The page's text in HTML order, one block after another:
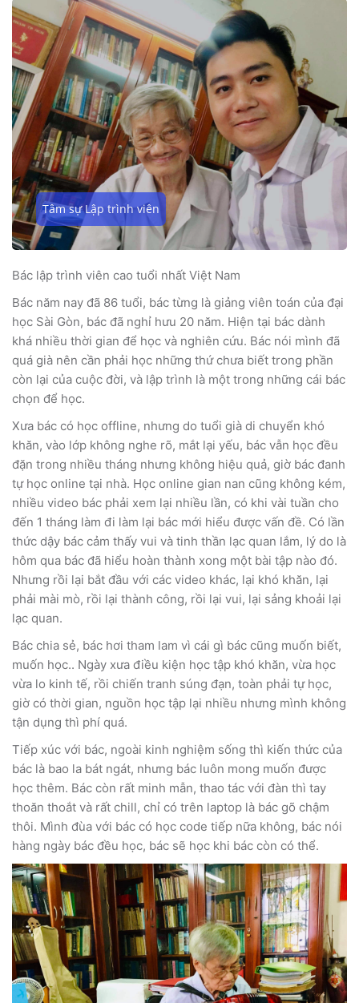
Tâm sự Lập trình viên
Bác lập trình viên cao tuổi nhất Việt Nam
Bác năm nay đã 86 tuổi, bác từng là giảng viên toán của đại
học Sài Gòn, bác đã nghỉ hưu 20 năm. Hiện tại bác dành
khá nhiều thời gian để học và nghiên cứu. Bác nói mình đã
quá già nên cần phải học những thứ chưa biết trong phần
còn lại của cuộc đời, và lập trình là một trong những cái bác
chọn để học.
Xưa bác có học offline, nhưng do tuổi già di chuyển khó
khăn, vào lớp không nghe rõ, mắt lại yếu, bác vẫn học đều
đặn trong nhiều tháng nhưng không hiệu quả, giờ bác đanh
tự học online tại nhà. Học online gian nan cũng không kém,
nhiều video bác phải xem lại nhiều lần, có khi vài tuần cho
đến 1 tháng làm đi làm lại bác mới hiểu được vấn đề. Có lần
thức dậy bác cảm thấy vui và tinh thần lạc quan lắm, lý do là
hôm qua bác đã hiểu hoàn thành xong một bài tập nào đó.
Nhưng rồi lại bắt đầu với các video khác, lại khó khăn, lại
phải mài mò, rồi lại thành công, rồi lại vui, lại sảng khoải lại
lạc quan.
Bác chia sẻ, bác hơi tham lam vì cái gì bác cũng muốn biết,
muốn học.. Ngày xưa điều kiện học tập khó khăn, vừa học
vừa lo kinh tế, rồi chiến tranh súng đạn, toàn phải tự học,
giờ có thời gian, nguồn học tập lại nhiều nhưng mình không
tận dụng thì phí quá.
Tiếp xúc với bác, ngoài kinh nghiệm sống thì kiến thức của
bác là bao la bát ngát, nhưng bác luôn mong muốn được
học thêm. Bác còn rất minh mẫn, thao tác với đàn thì tay
thoăn thoắt và rất chill, chỉ có trên laptop là bác gõ chậm
thôi. Mình đùa với bác có học code tiếp nữa không, bác nói
hàng ngày bác đều học, bác sẽ học khi bác còn có thể.